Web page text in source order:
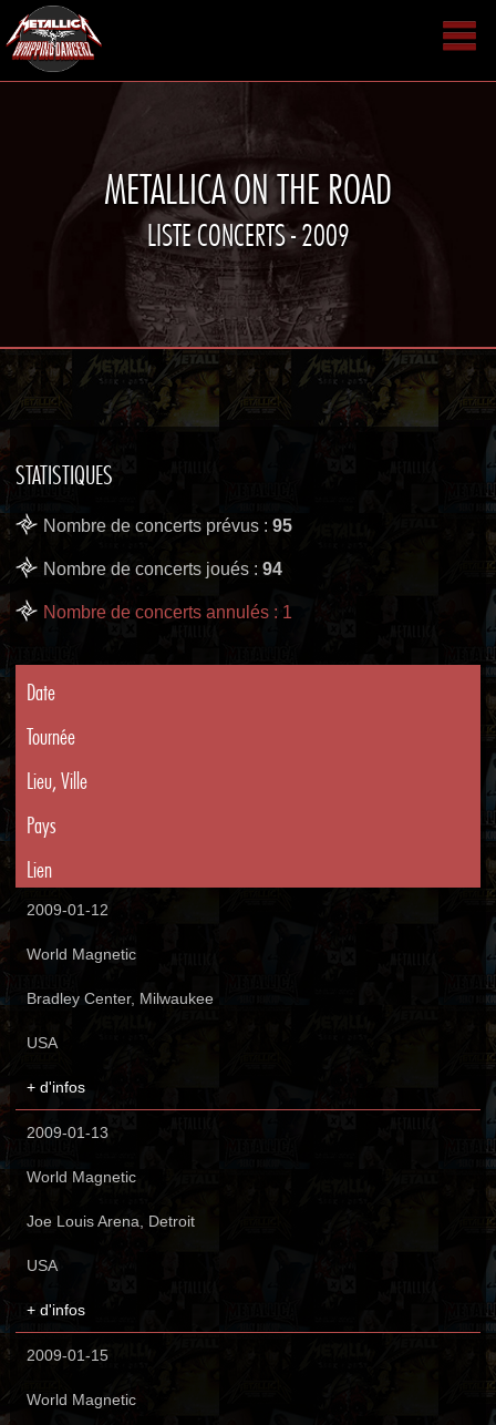
METALLICA ON THE ROAD
LISTE CONCERTS - 2009
STATISTIQUES
Nombre de concerts prévus : 95
Nombre de concerts joués : 94
Nombre de concerts annulés : 1
Date
Tournée
Lieu, Ville
Pays
Lien
2009-01-12
World Magnetic
Bradley Center, Milwaukee
USA
+ d'infos
2009-01-13
World Magnetic
Joe Louis Arena, Detroit
USA
+ d'infos
2009-01-15
World Magnetic